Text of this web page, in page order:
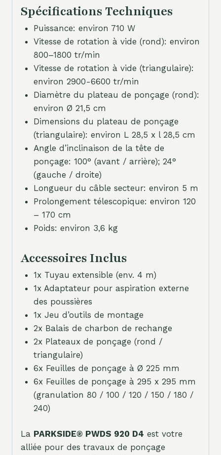
Spécifications Techniques
Puissance: environ 710 W
Vitesse de rotation à vide (rond): environ
800–1800 tr/min
Vitesse de rotation à vide (triangulaire):
environ 2900-6600 tr/min
Diamètre du plateau de ponçage (rond):
environ Ø 21,5 cm
Dimensions du plateau de ponçage
(triangulaire): environ L 28,5 x l 28,5 cm
Angle d’inclinaison de la tête de
ponçage: 100° (avant / arrière); 24°
(gauche / droite)
Longueur du câble secteur: environ 5 m
Prolongement télescopique: environ 120
– 170 cm
Poids: environ 3,6 kg
Accessoires Inclus
1x Tuyau extensible (env. 4 m)
1x Adaptateur pour aspiration externe
des poussières
1x Jeu d’outils de montage
2x Balais de charbon de rechange
2x Plateaux de ponçage (rond /
triangulaire)
6x Feuilles de ponçage à Ø 225 mm
6x Feuilles de ponçage à 295 x 295 mm
(granulation 80 / 100 / 120 / 150 / 180 /
240)
La PARKSIDE® PWDS 920 D4 est votre
alliée pour des travaux de ponçage